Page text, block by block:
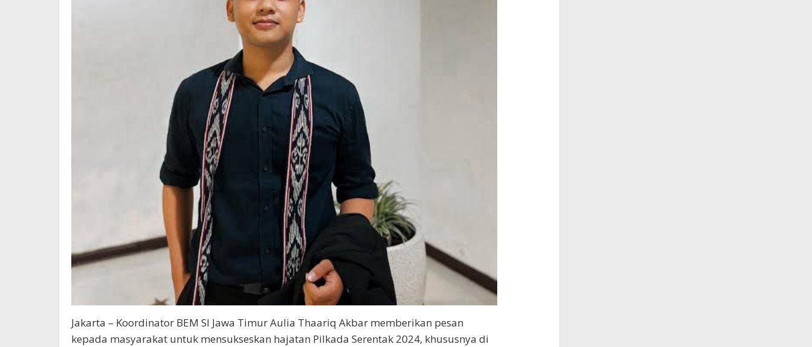
Jakarta – Koordinator BEM SI Jawa Timur Aulia Thaariq Akbar memberikan pesan
kepada masyarakat untuk mensukseskan hajatan Pilkada Serentak 2024, khususnya di